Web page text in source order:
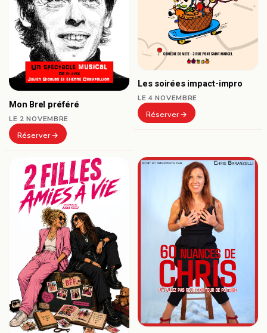
Mon Brel préféré
LE 2 NOVEMBRE
Réserver
Les soirées impact-impro
LE 4 NOVEMBRE
Réserver